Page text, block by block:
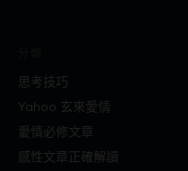
思考技巧
Yahoo 玄來愛情
愛情必修文章
感性文章正確解讀